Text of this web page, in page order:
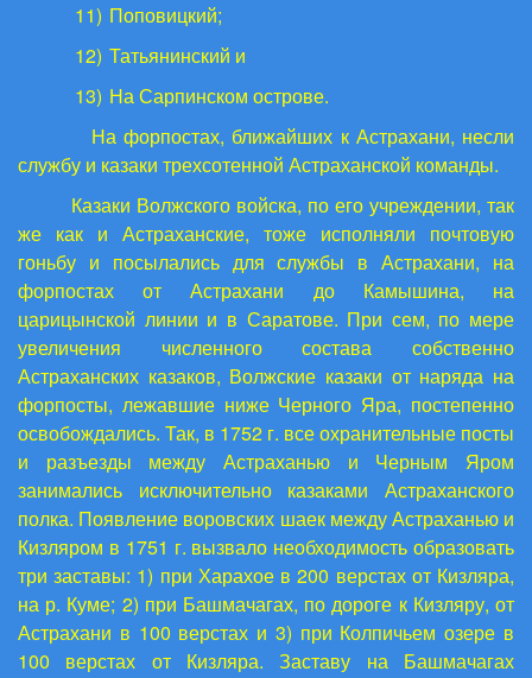
11) Поповицкий;
12) Татьянинский и
13) На Сарпинском острове.
На форпостах, ближайших к Астрахани, несли
службу и казаки трехсотенной Астраханской команды.
Казаки Волжского войска, по его учреждении, так
же как и Астраханские, тоже исполняли почтовую
гоньбу и посылались для службы в Астрахани, на
форпостах от Астрахани до Камышина, на
царицынской линии и в Саратове. При сем, по мере
увеличения численного состава собственно
Астраханских казаков, Волжские казаки от наряда на
форпосты, лежавшие ниже Черного Яра, постепенно
освобождались. Так, в 1752 г. все охранительные посты
и разъезды между Астраханью и Черным Яром
занимались исключительно казаками Астраханского
полка. Появление воровских шаек между Астраханью и
Кизляром в 1751 г. вызвало необходимость образовать
три заставы: 1) при Харахое в 200 верстах от Кизляра,
на р. Куме; 2) при Башмачагах, по дороге к Кизляру, от
Астрахани в 100 верстах и 3) при Колпичьем озере в
100 верстах от Кизляра. Заставу на Башмачагах